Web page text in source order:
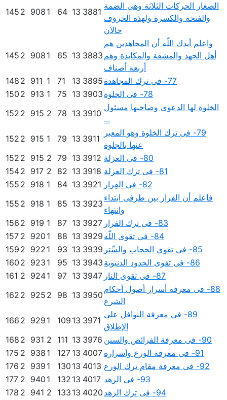
الصغار الحركات الثلاثة وهى الضمة
والفتحة والكسرة ولهذه الحروف
حالان
3881
13
64
1
908
2
145
واعلم أيدك اللّه أن المجاهدين هم
أهل الجهد والمشقة والمكابدة وهم
أربعة أصناف
3883
13
65
1
908
2
145
77- فى ترك المجاهدة 3895
13
71
1
911
2
148
78- فى الخلوة
3903
13
75
1
913
2
150
الخلوة لها الدعوى وصاحبها مسئول
...
3910
13
78
2
915
2
152
79- فى ترك الخلوة وهو المعبر
عنها بالجلوة
3911
13
79
1
915
2
152
80- فى العزلة
3912
13
79
2
915
2
152
81- فى ترك العزلة
3918
13
82
2
917
2
154
82- فى الفِرار
3921
13
84
1
918
2
155
فاعلم أن الفرار بين طرفى ابتداء
وانتهاء
3923
13
85
1
918
2
155
83- فى ترك الفرار
3927
13
87
1
919
2
156
84- فى تقوى اللّه
3929
13
88
1
920
2
157
85- فى تقوى الحجاب والسِّتر
3939
13
93
1
922
2
159
86- فى تقوى الحدود الدنيوية
3943
13
95
1
923
2
160
87- فى تقوى النار
3947
13
97
1
924
2
161
88- فى معرفة أسرار أصول أحكام
الشرع
3950
13
98
2
925
2
162
89- فى معرفة النوافل على
الإطلاق
3971
13
109
1
929
2
166
90- فى معرفة الفرائض والسنن
3976
13
111
2
931
2
168
91- فى معرفة الورع وأسراره
4007
13
127
1
938
2
175
92- فى معرفة مقام ترك الورع
4013
13
130
1
939
2
176
93- فى الزهد
4017
13
132
1
940
2
177
94- فى ترك الزهد
4020
13
133
2
941
2
178